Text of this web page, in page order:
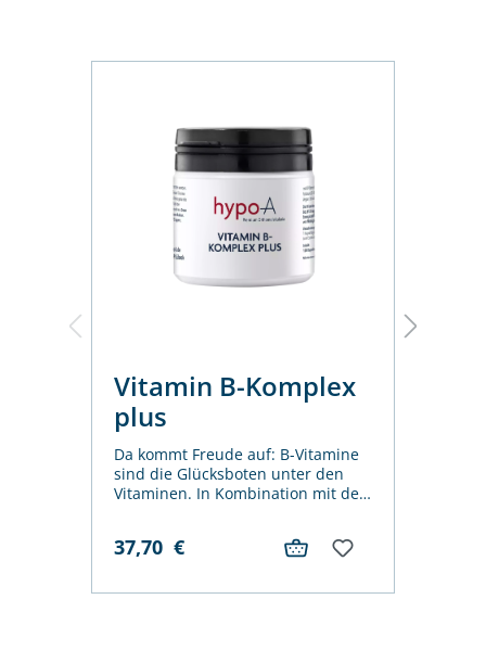
Vitamin B-Komplex
plus
Da kommt Freude auf: B-Vitamine
sind die Glücksboten unter den
Vitaminen. In Kombination mit den
echte Wohltat für Nerven und
happy!
37,70 €